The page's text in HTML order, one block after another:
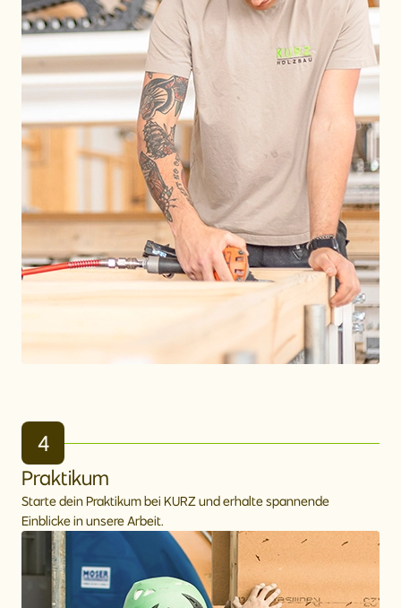
4
Praktikum
Starte dein Praktikum bei KURZ und erhalte spannende
Einblicke in unsere Arbeit.